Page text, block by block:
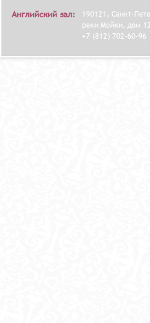
Английский зал:
190121, Санкт-
реки Мойки, дом
+7 (812) 702-60-96